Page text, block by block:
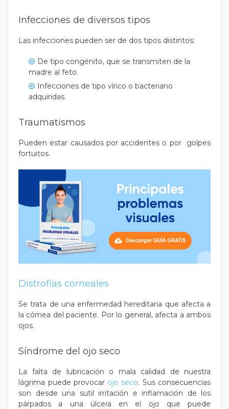
Infecciones de diversos tipos
Las infecciones pueden ser de dos tipos distintos:
De tipo congénito, que se transmiten de la
madre al feto.
Infecciones de tipo vírico o bacteriano
adquiridas.
Traumatismos
Pueden estar causados por accidentes o por golpes
fortuitos.
Distrofias corneales
Se trata de una enfermedad hereditaria que afecta a
la córnea del paciente. Por lo general, afecta a ambos
ojos.
Síndrome del ojo seco
La falta de lubricación o mala calidad de nuestra
lágrima puede provocar ojo seco. Sus consecuencias
son desde una sutil irritación e inflamación de los
párpados a una úlcera en el ojo que puede